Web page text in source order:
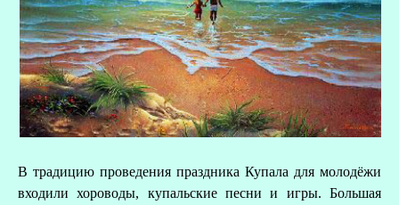
В традицию проведения праздника Купала для молодёжи
входили хороводы, купальские песни и игры. Большая